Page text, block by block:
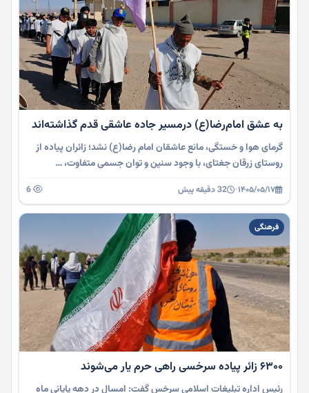
به عشق امام‌رضا(ع) درمسیر جاده عاشقی قدم گذاشته‌اند
گرمای هوا و خستگی، مانع عاشقان امام رضا(ع) نشد؛ زائران پیاده از
روستای زرقان جغتای، با وجود سنین و توان جسمی متفاوت، …
۱۴۰۵/۰۵/۱۷· 32 دقیقه پیش
فرهنگی
۶۳۰۰ زائر پیاده سرخسی راهی حرم یار می‌شوند
رئیس اداره تبلیغات اسلامی سرخس گفت: امسال در دهه پایانی ماه